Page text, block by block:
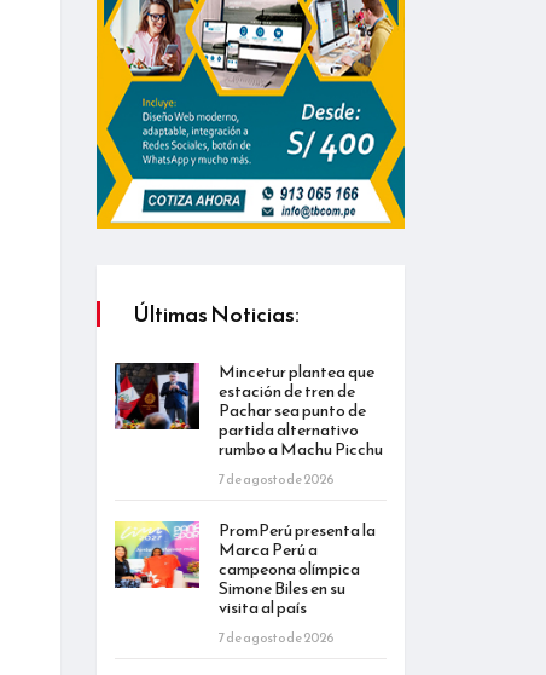
Últimas Noticias:
Mincetur plantea que
estación de tren de
Pachar sea punto de
partida alternativo
rumbo a Machu Picchu
7 de agosto de 2026
PromPerú presenta la
Marca Perú a
campeona olímpica
Simone Biles en su
visita al país
7 de agosto de 2026